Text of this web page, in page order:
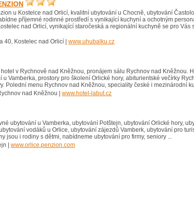
u Kostelce nad Orlicí, kvalitní ubytování u Chocně, ubytování
příjemné rodinné prostředí s vynikající kuchyní a ochotným
nad Orlicí, vynikající staročeská a regionální kuchyně se pro Vás
40, Kostelec nad Orlicí | www.uhubalku.cz
v Rychnově nad Kněžnou, pronájem sálu Rychnov nad Kněžnou.
u Vamberka, prostory pro školení Orlické hory, abiturientské večírky
Polední menu Rychnov nad Kněžnou, speciality české i mezinárodní
nad Kněžnou | www.hotel-labut.cz
ubytování u Vamberka, ubytování Potštejn, ubytování Orlické hory,
vodáků u Orlice, ubytování zájezdů Vamberk, ubytování pro
jsou i rodiny s dětmi, nabídneme ubytování pro firmy, seniory ...
| www.orlice.penzion.com